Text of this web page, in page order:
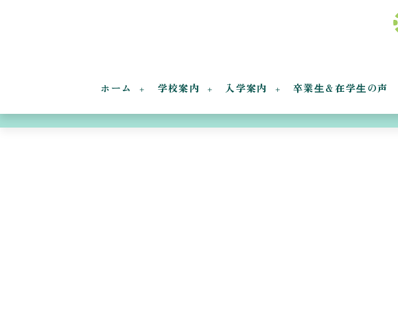
ホーム 学校案内 入学案内 卒業⽣＆在学⽣の声